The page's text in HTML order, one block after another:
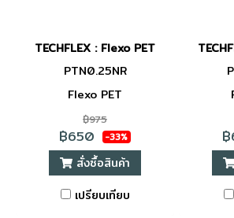
TECHFLEX : Flexo PET
PTN0.25NR
Flexo PET
฿975
฿650 -33%
สั่งซื้อสินค้า
เปรียบเทียบ